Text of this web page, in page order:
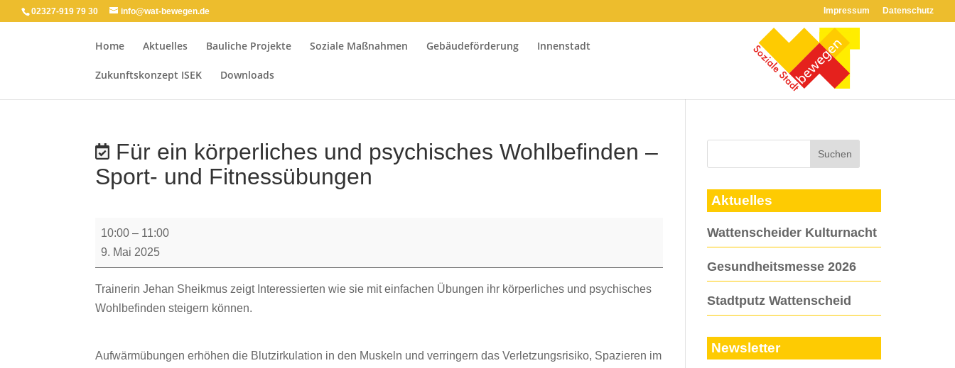
02327-919 79 30 info@wat-bewegen.de Impressum Datenschutz
Home Aktuelles Bauliche Projekte Soziale Maßnahmen Gebäudeförderung Innenstadt
Zukunftskonzept ISEK Downloads
Für ein körperliches und psychisches Wohlbefinden –
Sport- und Fitnessübungen
Für
ein
körperliches
und
psychisches
Sport-
10:00 – 11:00
9. Mai 2025
Trainerin Jehan Sheikmus zeigt Interessierten wie sie mit einfachen Übungen ihr körperliches und psychisches
Wohlbefinden steigern können.
Aufwärmübungen erhöhen die Blutzirkulation in den Muskeln und verringern das Verletzungsrisiko, Spazieren im
Aktuelles
Wattenscheider Kulturnacht
Gesundheitsmesse 2026
Stadtputz Wattenscheid
Newsletter